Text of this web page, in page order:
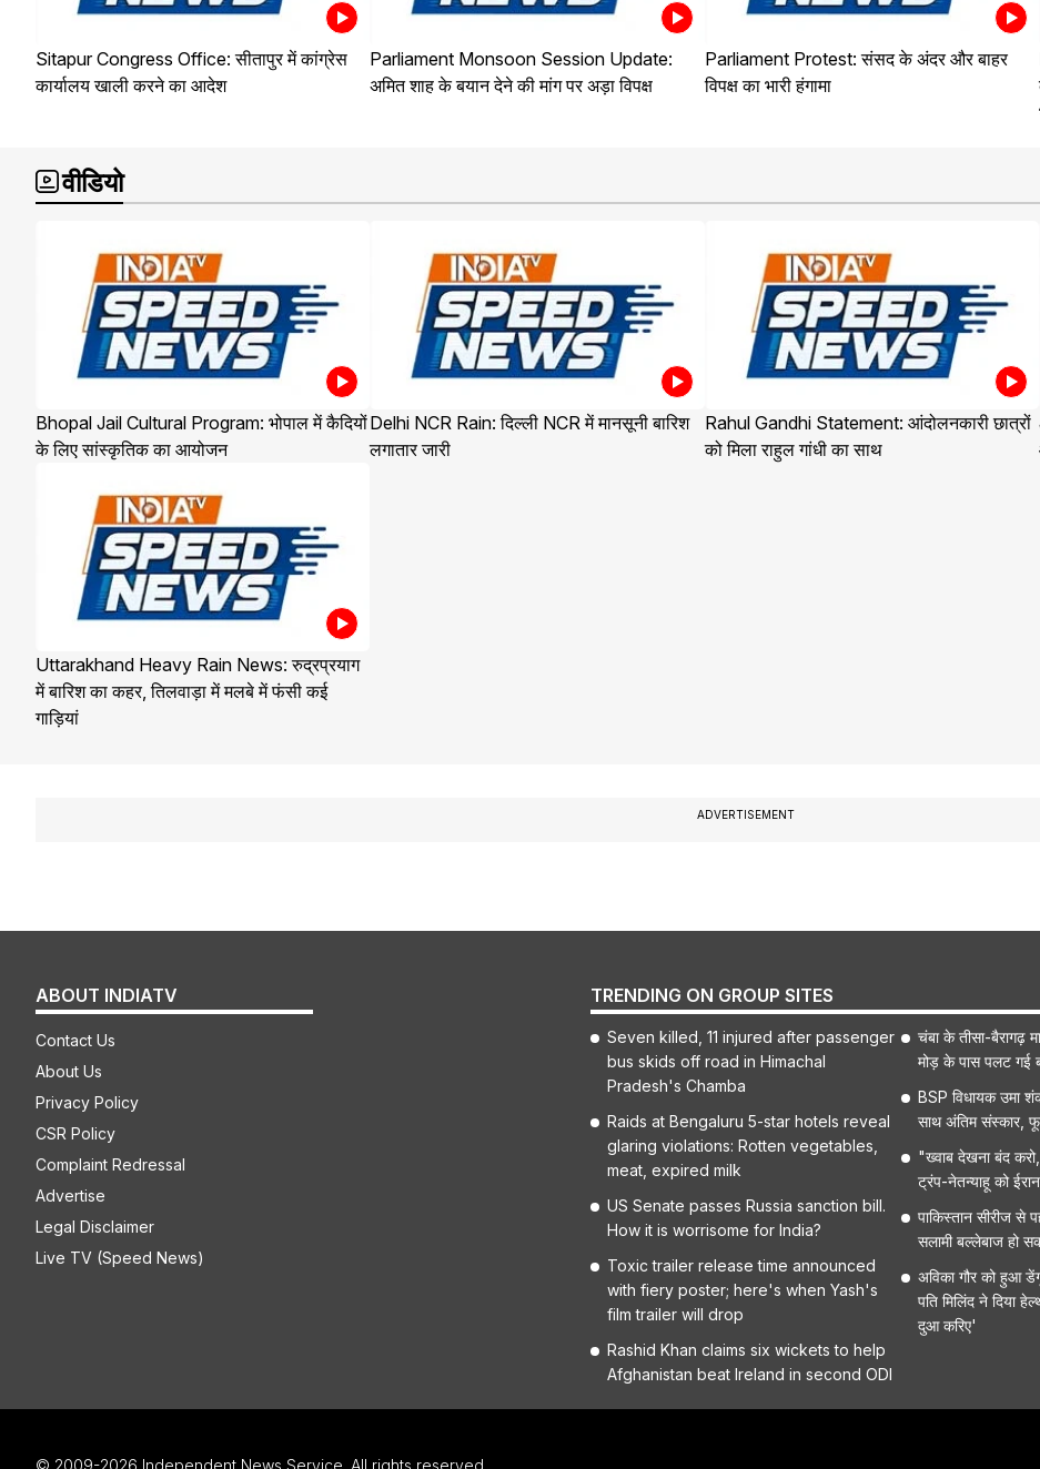
Sitapur Congress Office: सीतापुर में कांग्रेस
कार्यालय खाली करने का आदेश
Parliament Monsoon Session Update:
अमित शाह के बयान देने की मांग पर अड़ा विपक्ष
Parliament Protest: संसद के अंदर और बाहर
विपक्ष का भारी हंगामा
वीडियो
Bhopal Jail Cultural Program: भोपाल में कैदियों
के लिए सांस्कृतिक का आयोजन
Delhi NCR Rain: दिल्ली NCR में मानसूनी बारिश
लगातार जारी
Rahul Gandhi Statement: आंदोलनकारी छात्रों
को मिला राहुल गांधी का साथ
Uttarakhand Heavy Rain News: रुद्रप्रयाग
में बारिश का कहर, तिलवाड़ा में मलबे में फंसी कई
गाड़ियां
ADVERTISEMENT
ABOUT INDIATV
Contact Us
About Us
Privacy Policy
CSR Policy
Complaint Redressal
Advertise
Legal Disclaimer
Live TV (Speed News)
TRENDING ON GROUP SITES
Seven killed, 11 injured after passenger
bus skids off road in Himachal
Pradesh's Chamba
Raids at Bengaluru 5-star hotels reveal
glaring violations: Rotten vegetables,
meat, expired milk
US Senate passes Russia sanction bill.
How it is worrisome for India?
Toxic trailer release time announced
with fiery poster; here's when Yash's
film trailer will drop
Rashid Khan claims six wickets to help
Afghanistan beat Ireland in second ODI
चंबा के तीसा-बैरागढ़
मोड़ के पास पलट गई
BSP विधायक उमा
साथ अंतिम संस्कार,
"ख्वाब देखना बंद
ट्रंप-नेतन्याहू को
पाकिस्तान सीरीज से
सलामी बल्लेबाज हो
अविका गौर को हुआ
पति मिलिंद ने दिया
दुआ करिए'